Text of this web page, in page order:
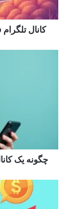
کانال
چگونه یک